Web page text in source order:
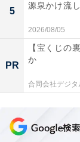
「月化粧フ
みるく饅頭
南市の工場
5
源泉かけ流
2026/08/05
PR
【宝くじの
か
合同会社デジタ